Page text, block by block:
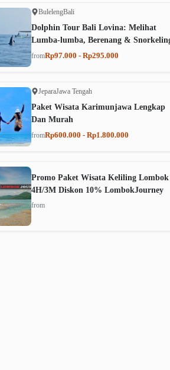
BulelengBali
Dolphin Tour Bali Lovina: Melihat
Lumba-lumba, Berenang &
fromRp97.000 - Rp295.000
JeparaJawa Tengah
Paket Wisata Karimunjawa Lengkap
Dan Murah
fromRp600.000 - Rp1.800.000
Promo Paket Wisata Keliling Lombok
4H/3M Diskon 10% LombokJourney
from